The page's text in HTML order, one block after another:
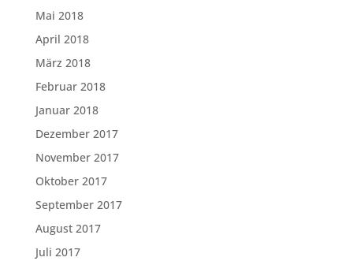
Mai 2018
April 2018
März 2018
Februar 2018
Januar 2018
Dezember 2017
November 2017
Oktober 2017
September 2017
August 2017
Juli 2017